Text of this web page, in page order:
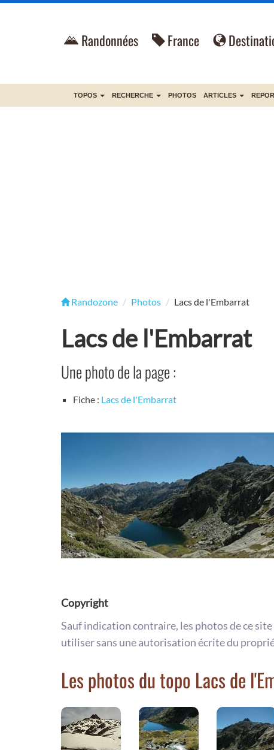
Randonnées France
TOPOS RECHERCHE PHOTOS ARTICLES
Randozone Photos Lacs de l'Embarrat
Lacs de l'Embarrat
Une photo de la page :
Fiche : Lacs de l'Embarrat
Copyright
Sauf indication contraire, les photos de ce
utiliser sans une autorisation écrite du
Les photos du topo Lacs de